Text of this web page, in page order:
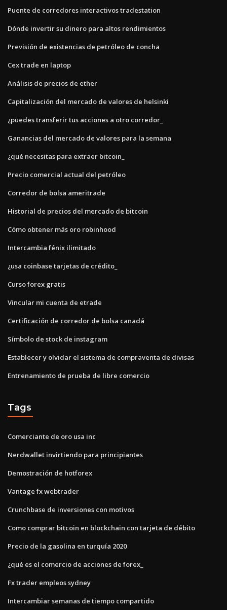
Puente de corredores interactivos tradestation
Dónde invertir su dinero para altos rendimientos
Previsión de existencias de petróleo de concha
Cex trade en laptop
Análisis de precios de ether
Capitalización del mercado de valores de helsinki
¿puedes transferir tus acciones a otro corredor_
Ganancias del mercado de valores para la semana
¿qué necesitas para extraer bitcoin_
Precio comercial actual del petróleo
Corredor de bolsa ameritrade
Historial de precios del mercado de bitcoin
Cómo obtener más oro robinhood
Intercambia fénix ilimitado
¿usa coinbase tarjetas de crédito_
Curso forex gratis
Vincular mi cuenta de etrade
Certificación de corredor de bolsa canadá
Símbolo de stock de instagram
Establecer y olvidar el sistema de compraventa de divisas
Entrenamiento de prueba de libre comercio
Tags
Comerciante de oro usa inc
Nerdwallet invirtiendo para principiantes
Demostración de hotforex
Vantage fx webtrader
Crunchbase de inversiones con motivos
Como comprar bitcoin en blockchain con tarjeta de débito
Precio de la gasolina en turquía 2020
¿qué es el comercio de acciones de forex_
Fx trader empleos sydney
Intercambiar semanas de tiempo compartido